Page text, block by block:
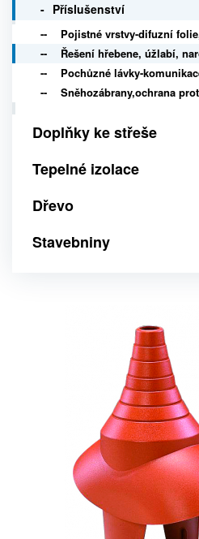
Příslušenství
Pojistné vrstvy-difuzní
Řešení hřebene, úžlabí,
Pochůzné lávky-
Sněhozábrany,ochrana
Doplňky ke střeše
Tepelné izolace
Dřevo
Stavebniny